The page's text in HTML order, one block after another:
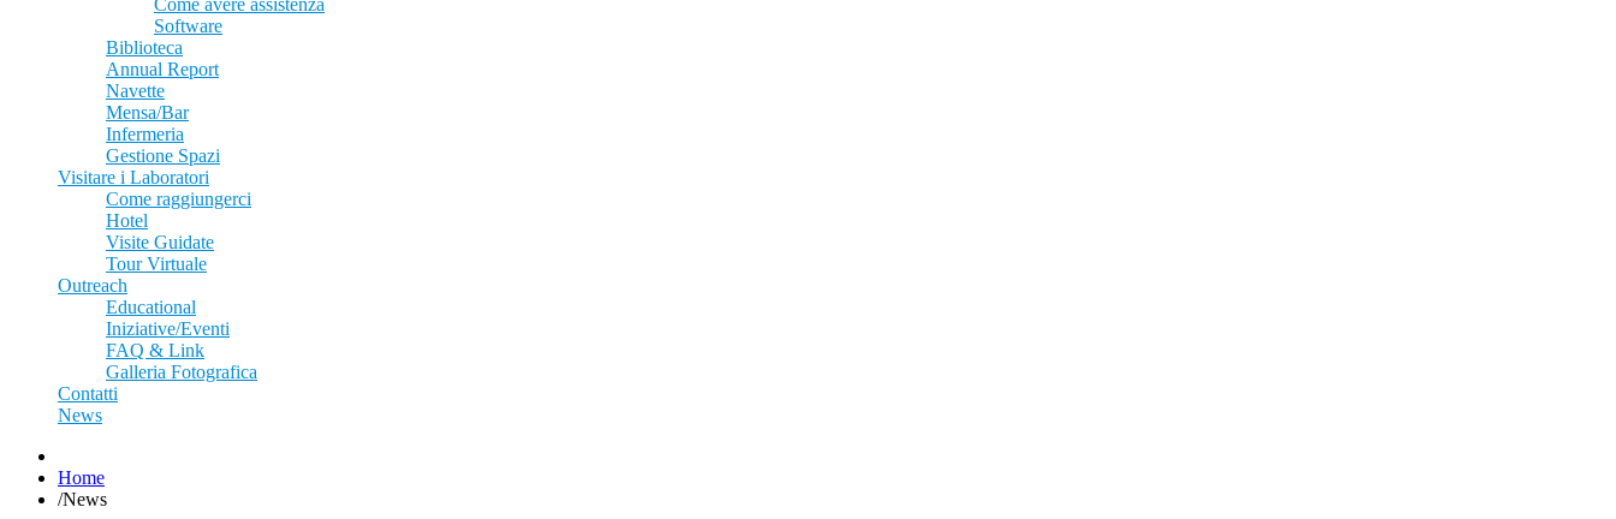
Come avere assistenza
Software
Biblioteca
Annual Report
Navette
Mensa/Bar
Infermeria
Gestione Spazi
Visitare i Laboratori
Come raggiungerci
Hotel
Visite Guidate
Tour Virtuale
Outreach
Educational
Iniziative/Eventi
FAQ & Link
Galleria Fotografica
Contatti
News
Home
/News